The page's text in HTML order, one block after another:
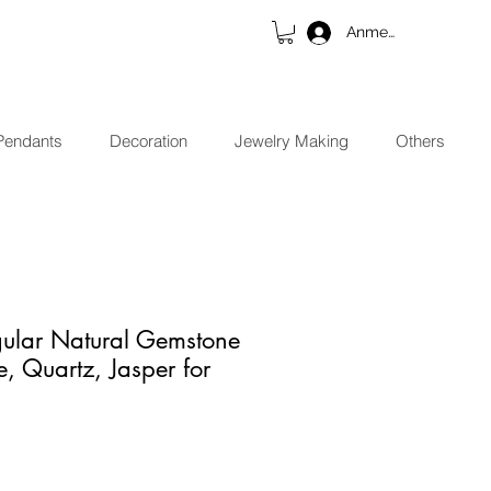
Anmelden
Decoration Jewelry Making Others
Natural Gemstone
Quartz, Jasper for